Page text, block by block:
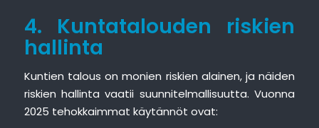
4. Kuntatalouden riskien
hallinta
Kuntien talous on monien riskien alainen, ja näiden
riskien hallinta vaatii suunnitelmallisuutta. Vuonna
2025 tehokkaimmat käytännöt ovat: